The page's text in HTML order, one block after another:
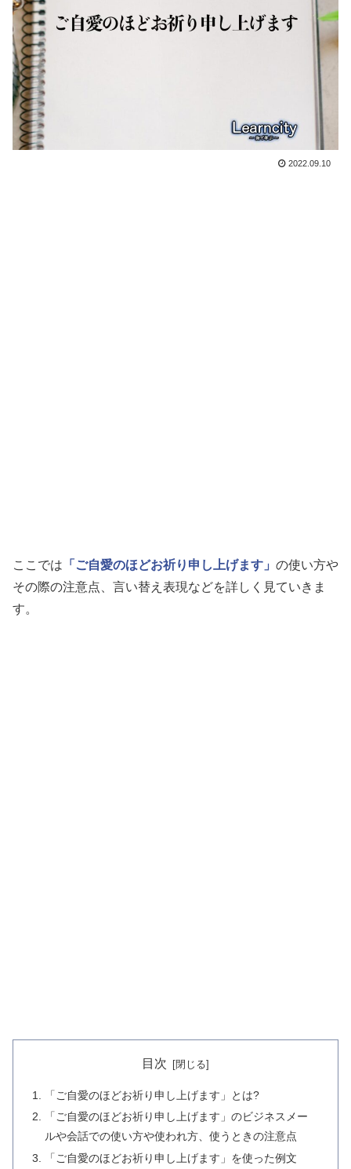
2022.09.10
ここでは 「ご自愛のほどお祈り申し上げます」 の使い方や
その際の注意点、言い替え表現などを詳しく見ていきま
す。
目次
「ご自愛のほどお祈り申し上げます」とは?
「ご自愛のほどお祈り申し上げます」のビジネスメー
ルや会話での使い方や使われ方、使うときの注意点
「ご自愛のほどお祈り申し上げます」を使った例文